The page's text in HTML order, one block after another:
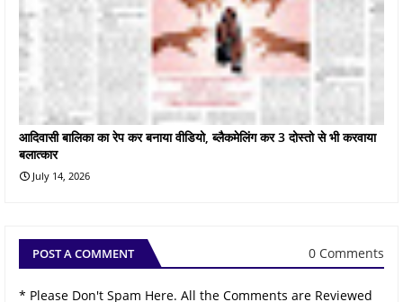
आदिवासी बालिका का रेप कर बनाया वीडियो, ब्लैकमेलिंग कर 3 दोस्तो से भी करवाया
बलात्कार
July 14, 2026
POST A COMMENT 0 Comments
* Please Don't Spam Here. All the Comments are Reviewed